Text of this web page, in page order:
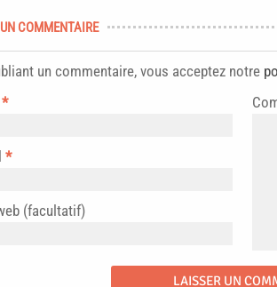
COMMENTAIRE
un commentaire, vous acceptez notre
*
*
(facultatif)